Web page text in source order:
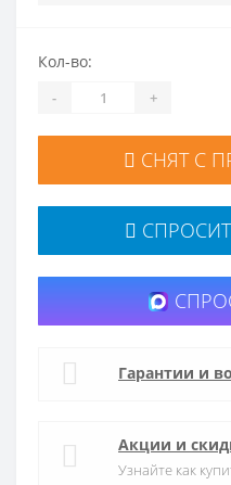
Кол-во:
- +
СНЯТ С
Гарантии и
Акции и
Узнайте как